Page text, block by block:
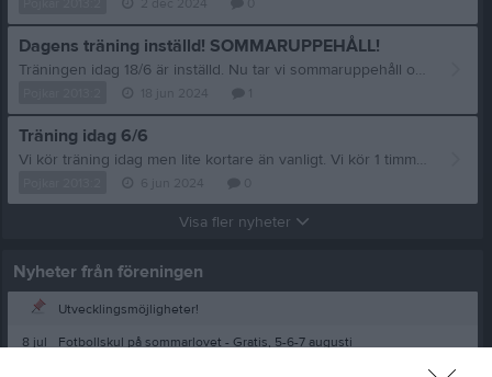
Dagens träning inställd! SOMMARUPPEHÅLL!
Träningen idag 18/6 är inställd. Nu tar vi sommaruppehåll och börjar igen 20e AUGUSTI. GLAD SOMMAR!
Träning idag 6/6
Vi kör träning idag men lite kortare än vanligt. Vi kör 1 timme mellan 18-19. Välkomna!
Visa fler nyheter
Nyheter från föreningen
Utvecklingsmöjligheter!
8 jul
Fotbollskul på sommarlovet - Gratis, 5-6-7 augusti